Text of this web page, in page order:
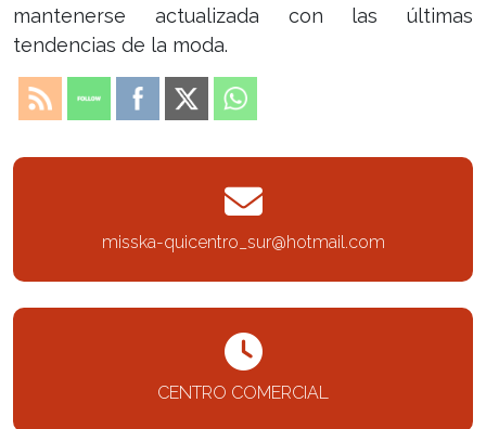
mantenerse actualizada con las últimas
tendencias de la moda.
misska-quicentro_sur@hotmail.com
CENTRO COMERCIAL